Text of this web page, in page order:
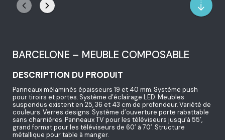
BARCELONE – MEUBLE COMPOSABLE
DESCRIPTION DU PRODUIT
Panneaux mélaminés épaisseurs 19 et 40 mm. Système push
pour tiroirs et portes. Système d’éclairage LED. Meubles
suspendus existent en 25, 36 et 43 cm de profondeur. Variété de
couleurs. Verres designs. Système d’ouverture porte rabattable
sans charnières. Panneaux TV pour les téléviseurs jusqu’à 55’,
grand format pour les téléviseurs de 60’ à 70’. Structure
métallique pour table à manger.